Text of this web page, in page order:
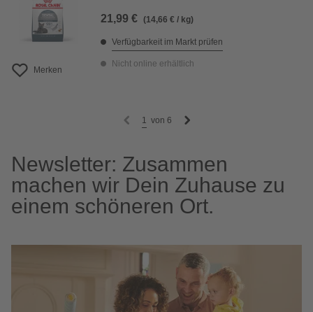
Merken
21,99 € (14,66 € / kg)
Verfügbarkeit im Markt prüfen
Nicht online erhältlich
1 von 6
Newsletter: Zusammen
machen wir Dein Zuhause zu
einem schöneren Ort.